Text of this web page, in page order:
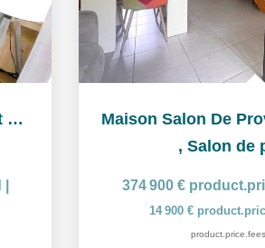
Maison Grans T3 100 m² Extérieur et garage
, Salon de
374 900 €
14 900 €